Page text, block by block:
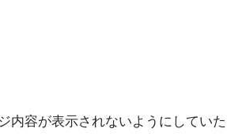
容が表示されないようにしてい